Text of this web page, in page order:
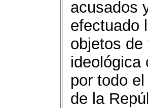
acusados
efectuado
objetos
ideológica
por todo
de la